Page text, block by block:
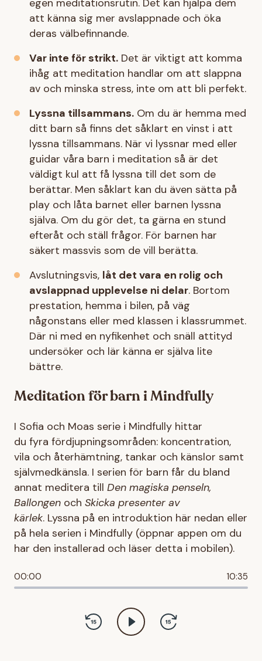
egen meditationsrutin. Det kan hjälpa dem
att känna sig mer avslappnade och öka
deras välbefinnande.
Var inte för strikt. Det är viktigt att komma
ihåg att meditation handlar om att slappna
av och minska stress, inte om att bli perfekt.
Lyssna tillsammans. Om du är hemma med
ditt barn så finns det såklart en vinst i att
lyssna tillsammans. När vi lyssnar med eller
guidar våra barn i meditation så är det
väldigt kul att få lyssna till det som de
berättar. Men såklart kan du även sätta på
play och låta barnet eller barnen lyssna
själva. Om du gör det, ta gärna en stund
efteråt och ställ frågor. För barnen har
säkert massvis som de vill berätta.
Avslutningsvis, låt det vara en rolig och
avslappnad upplevelse ni delar. Bortom
prestation, hemma i bilen, på väg
någonstans eller med klassen i klassrummet.
Där ni med en nyfikenhet och snäll attityd
undersöker och lär känna er själva lite
bättre.
Meditation för barn i Mindfully
I Sofia och Moas serie i Mindfully hittar
du fyra fördjupningsområden: koncentration,
vila och återhämtning, tankar och känslor samt
självmedkänsla. I serien för barn får du bland
annat meditera till Den magiska penseln,
Ballongen och Skicka presenter av
kärlek. Lyssna på en introduktion här nedan eller
på hela serien i Mindfully (öppnar appen om du
har den installerad och läser detta i mobilen).
00:00 10:35